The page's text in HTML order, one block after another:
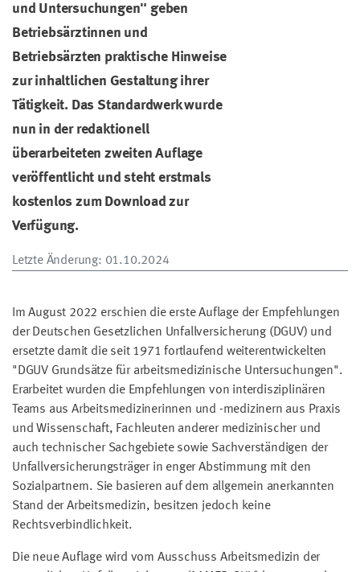
und Untersuchungen" geben
Betriebsärztinnen und
Betriebsärzten praktische Hinweise
zur inhaltlichen Gestaltung ihrer
Tätigkeit. Das Standardwerk wurde
nun in der redaktionell
überarbeiteten zweiten Auflage
veröffentlicht und steht erstmals
kostenlos zum Download zur
Verfügung.
Letzte Änderung: 01.10.2024
Im August 2022 erschien die erste Auflage der Empfehlungen
der Deutschen Gesetzlichen Unfallversicherung (DGUV) und
ersetzte damit die seit 1971 fortlaufend weiterentwickelten
"DGUV Grundsätze für arbeitsmedizinische Untersuchungen".
Erarbeitet wurden die Empfehlungen von interdisziplinären
Teams aus Arbeitsmedizinerinnen und -medizinern aus Praxis
und Wissenschaft, Fachleuten anderer medizinischer und
auch technischer Sachgebiete sowie Sachverständigen der
Unfallversicherungsträger in enger Abstimmung mit den
Sozialpartnern. Sie basieren auf dem allgemein anerkannten
Stand der Arbeitsmedizin, besitzen jedoch keine
Rechtsverbindlichkeit.
Die neue Auflage wird vom Ausschuss Arbeitsmedizin der